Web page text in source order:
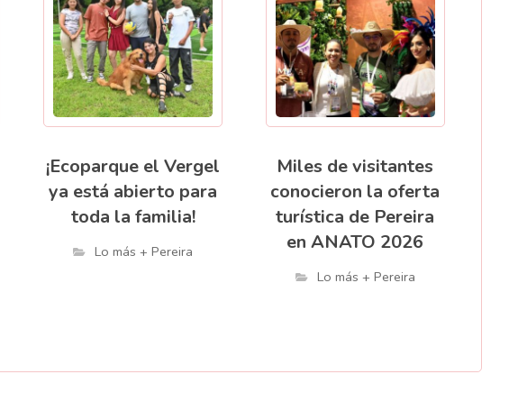
¡Ecoparque el Vergel
ya está abierto para
toda la familia!
Lo más + Pereira
Miles de visitantes
conocieron la oferta
turística de Pereira
en ANATO 2026
Lo más + Pereira